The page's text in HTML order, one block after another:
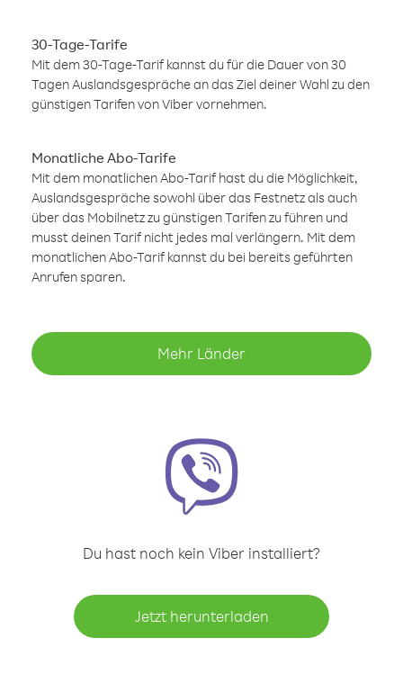
30-Tage-Tarife
Mit dem 30-Tage-Tarif kannst du für die Dauer von 30
Tagen Auslandsgespräche an das Ziel deiner Wahl zu den
günstigen Tarifen von Viber vornehmen.
Monatliche Abo-Tarife
Mit dem monatlichen Abo-Tarif hast du die Möglichkeit,
Auslandsgespräche sowohl über das Festnetz als auch
über das Mobilnetz zu günstigen Tarifen zu führen und
musst deinen Tarif nicht jedes mal verlängern. Mit dem
monatlichen Abo-Tarif kannst du bei bereits geführten
Anrufen sparen.
Mehr Länder
Du hast noch kein Viber installiert?
Jetzt herunterladen